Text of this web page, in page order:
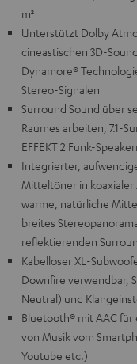
m²
Unterstützt Dolby
cineastischen 3D-
Dynamore®
Stereo-Signalen
Surround Sound über
Raumes arbeiten, 7.1-
EFFEKT 2 Funk-
Integrierter,
Mitteltöner in koaxialer
warme, natürliche
breites
reflektierenden
Kabelloser XL-
Downfire verwendbar,
Neutral) und
Bluetooth® mit AAC
von Musik vom
Youtube etc.)